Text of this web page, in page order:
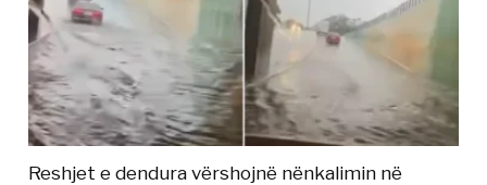
Reshjet e dendura vërshojnë nënkalimin në